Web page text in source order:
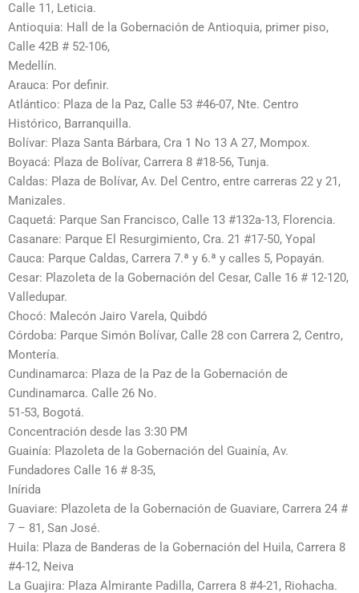
Calle 11, Leticia.
Antioquia: Hall de la Gobernación de Antioquia, primer piso,
Calle 42B # 52-106,
Medellín.
Arauca: Por definir.
Atlántico: Plaza de la Paz, Calle 53 #46-07, Nte. Centro
Histórico, Barranquilla.
Bolívar: Plaza Santa Bárbara, Cra 1 No 13 A 27, Mompox.
Boyacá: Plaza de Bolívar, Carrera 8 #18-56, Tunja.
Caldas: Plaza de Bolívar, Av. Del Centro, entre carreras 22 y 21,
Manizales.
Caquetá: Parque San Francisco, Calle 13 #132a-13, Florencia.
Casanare: Parque El Resurgimiento, Cra. 21 #17-50, Yopal
Cauca: Parque Caldas, Carrera 7.ª y 6.ª y calles 5, Popayán.
Cesar: Plazoleta de la Gobernación del Cesar, Calle 16 # 12-120,
Valledupar.
Chocó: Malecón Jairo Varela, Quibdó
Córdoba: Parque Simón Bolívar, Calle 28 con Carrera 2, Centro,
Montería.
Cundinamarca: Plaza de la Paz de la Gobernación de
Cundinamarca. Calle 26 No.
51-53, Bogotá.
Concentración desde las 3:30 PM
Guainía: Plazoleta de la Gobernación del Guainía, Av.
Fundadores Calle 16 # 8-35,
Inírida
Guaviare: Plazoleta de la Gobernación de Guaviare, Carrera 24 #
7 – 81, San José.
Huila: Plaza de Banderas de la Gobernación del Huila, Carrera 8
#4-12, Neiva
La Guajira: Plaza Almirante Padilla, Carrera 8 #4-21, Riohacha.